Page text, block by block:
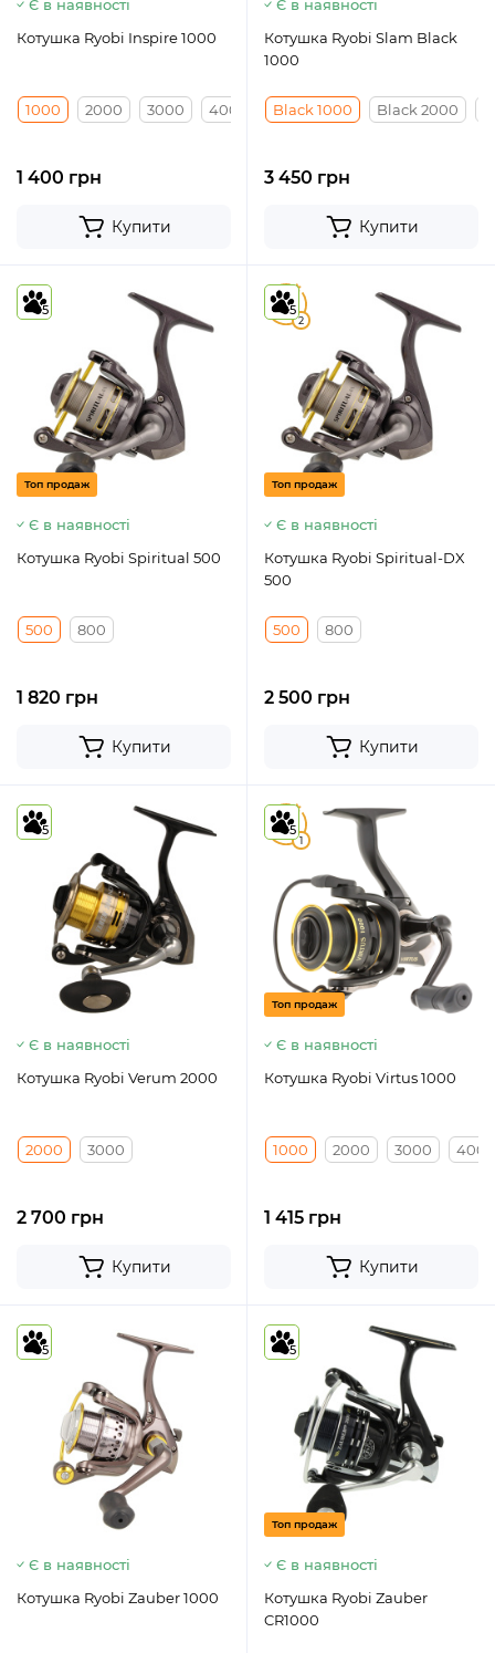
Є в наявності
Котушка Ryobi Inspire 1000
1000 2000 3000 4000
1 400 грн
Купити
Є в наявності
Котушка Ryobi Slam Black
1000
Black 1000 Black 2000
3 450 грн
Купити
5
Топ продаж
Є в наявності
Котушка Ryobi Spiritual 500
500 800
1 820 грн
Купити
5
2
5
Топ продаж
Є в наявності
Котушка Ryobi Spiritual-DX
500
500 800
2 500 грн
Купити
5
Є в наявності
Котушка Ryobi Verum 2000
2000 3000
2 700 грн
Купити
5
1
5
Топ продаж
Є в наявності
Котушка Ryobi Virtus 1000
1000 2000 3000 4000
1 415 грн
Купити
5
Є в наявності
Котушка Ryobi Zauber 1000
5
Топ продаж
Є в наявності
Котушка Ryobi Zauber
CR1000